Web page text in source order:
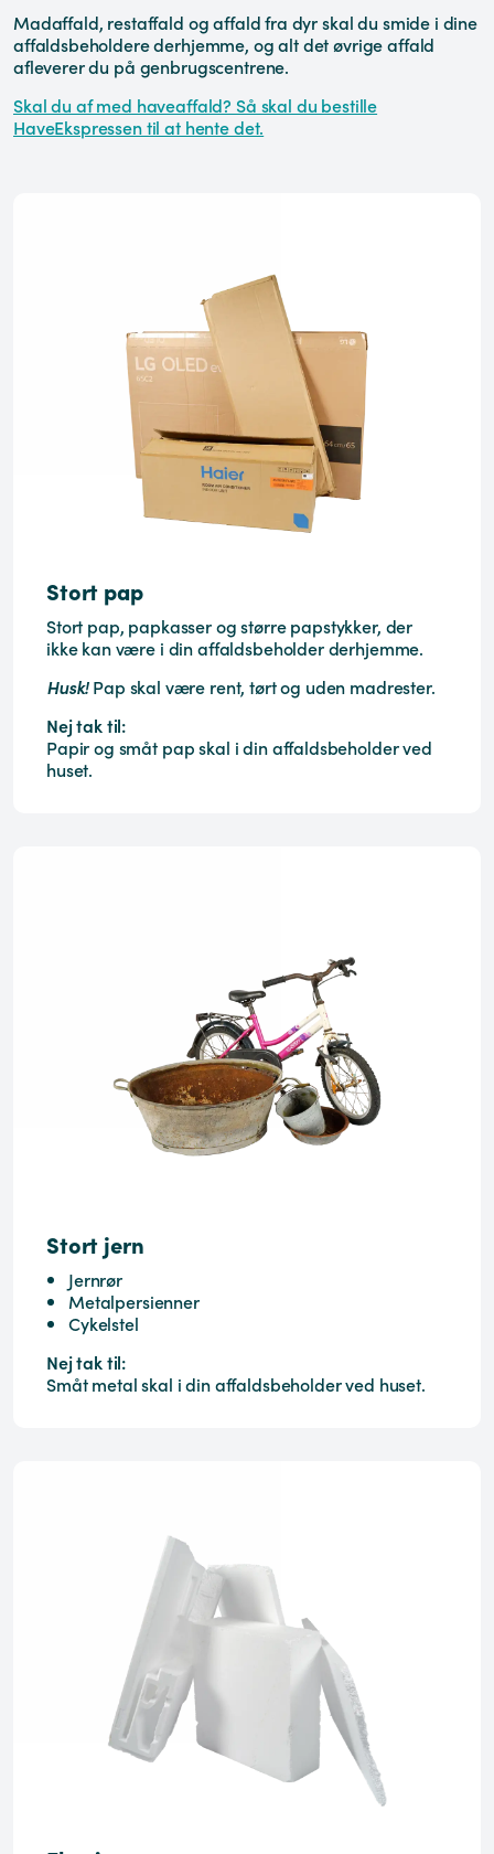
Madaffald, restaffald og affald fra dyr skal du smide i dine
affaldsbeholdere derhjemme, og alt det øvrige affald
afleverer du på genbrugscentrene.
Skal du af med haveaffald? Så skal du bestille
HaveEkspressen til at hente det.
Stort pap
Stort pap, papkasser og større papstykker, der
ikke kan være i din affaldsbeholder derhjemme.
Husk!Pap skal være rent, tørt og uden madrester.
Nej tak til:
Papir og småt pap skal i din affaldsbeholder ved
huset.
Stort jern
Jernrør
Metalpersienner
Cykelstel
Nej tak til:
Småt metal skal i din affaldsbeholder ved huset.